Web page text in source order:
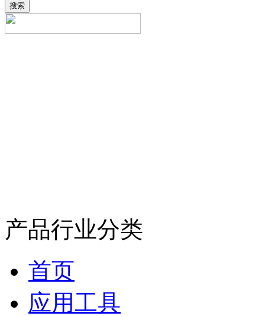
搜索
产品行业分类
首页
应用工具